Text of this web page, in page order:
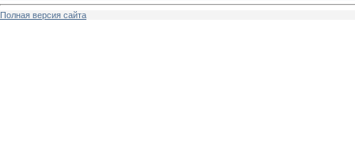
Полная версия сайта